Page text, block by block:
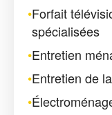
•Forfait
spécialisées
•Entretien
•Entretien de
•